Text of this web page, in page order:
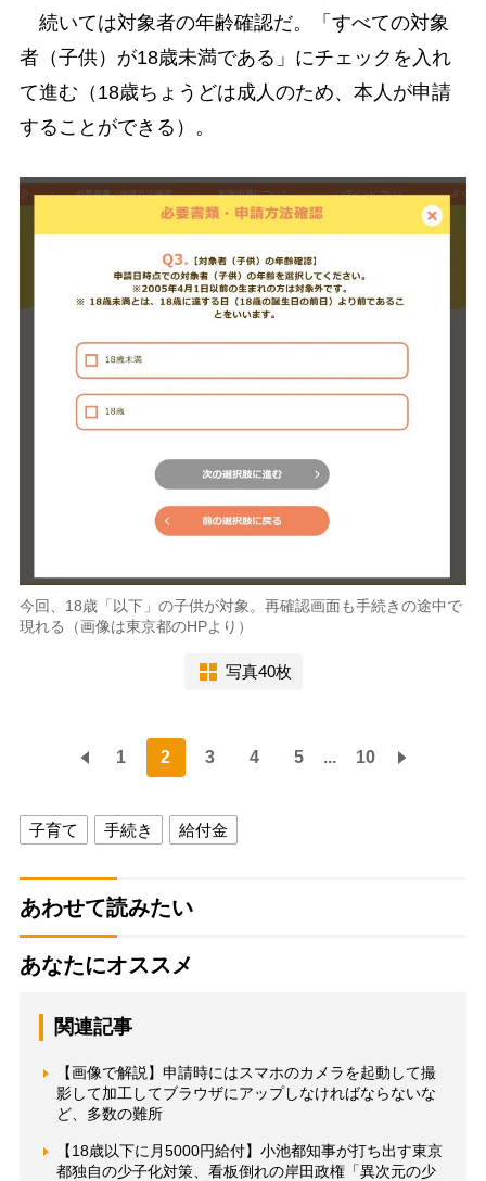
続いては対象者の年齢確認だ。「すべての対象
者（子供）が18歳未満である」にチェックを入れ
て進む（18歳ちょうどは成人のため、本人が申請
することができる）。
今回、18歳「以下」の子供が対象。再確認画面も手続きの途中で
現れる（画像は東京都のHPより）
写真40枚
1 2 3 4 5 ... 10
子育て 手続き 給付金
あわせて読みたい
あなたにオススメ
関連記事
【画像で解説】申請時にはスマホのカメラを起動して撮
影して加工してブラウザにアップしなければならないな
ど、多数の難所
【18歳以下に月5000円給付】小池都知事が打ち出す東京
都独自の少子化対策、看板倒れの岸田政権「異次元の少